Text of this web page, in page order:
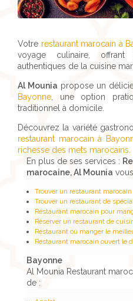
Votre restaurant marocain à
voyage culinaire,
authentiques de la cuisine
Al Mounia propose un
Bayonne , une option
traditionnel à domicile.
Découvrez la variété
restaurant marocain à
richesse des mets marocains.
En plus de ses services :
marocaine, Al Mounia
Trouver un restaurant marocain
Trouver un restaurant de
Restaurant marocain pour
Réserver un restaurant de
Restaurant où manger le
Restaurant marocain ouvert le
Bayonne
Al Mounia Restaurant
de :